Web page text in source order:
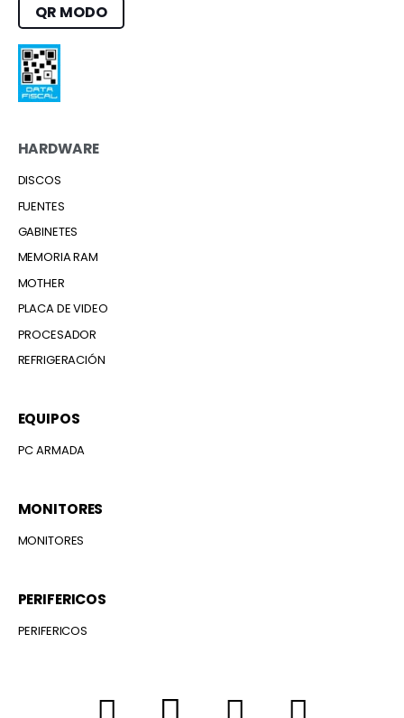
QR MODO
HARDWARE
DISCOS
FUENTES
GABINETES
MEMORIA RAM
MOTHER
PLACA DE VIDEO
PROCESADOR
REFRIGERACIÓN
EQUIPOS
PC ARMADA
MONITORES
MONITORES
PERIFERICOS
PERIFERICOS